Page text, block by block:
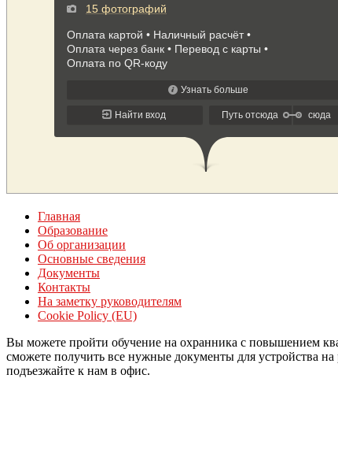
Главная
Образование
Об организации
Основные сведения
Документы
Контакты
На заметку руководителям
Cookie Policy (EU)
Вы можете пройти обучение на охранника с повышением
сможете получить все нужные документы для устройства
подъезжайте к нам в офис.